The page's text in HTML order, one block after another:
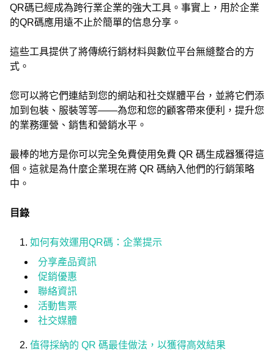
QR碼已經成為跨行業企業的強大工具。事實上，用於企業
的QR碼應用遠不止於簡單的信息分享。
這些工具提供了將傳統行銷材料與數位平台無縫整合的方
式。
您可以將它們連結到您的網站和社交媒體平台，並將它們添
加到包裝、服裝等等——為您和您的顧客帶來便利，提升您
的業務運營、銷售和營銷水平。
最棒的地方是你可以完全免費使用免費 QR 碼生成器獲得這
個。這就是為什麼企業現在將 QR 碼納入他們的行銷策略
中。
目錄
如何有效運用QR碼：企業提示
分享產品資訊
促銷優惠
聯絡資訊
活動售票
社交媒體
值得採納的 QR 碼最佳做法，以獲得高效結果